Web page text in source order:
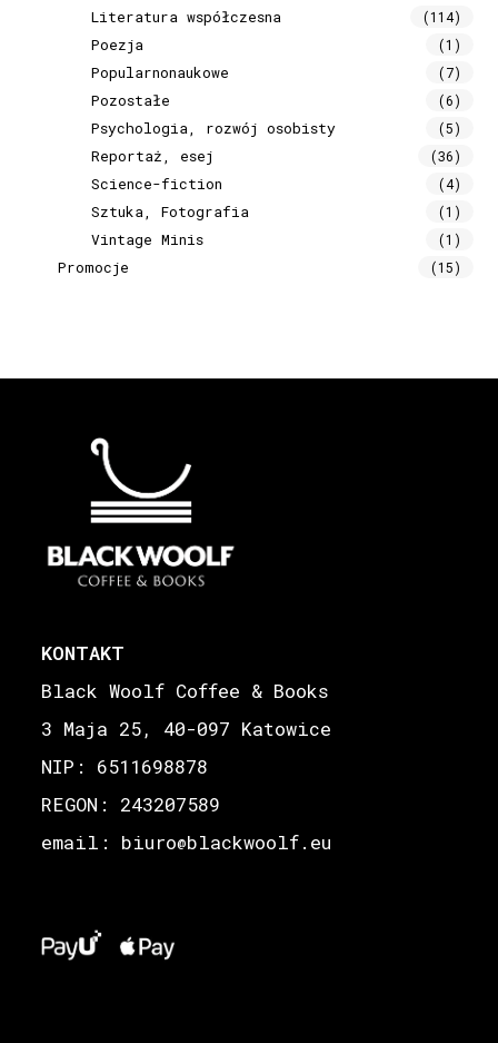
Literatura współczesna (114)
Poezja (1)
Popularnonaukowe (7)
Pozostałe (6)
Psychologia, rozwój osobisty (5)
Reportaż, esej (36)
Science-fiction (4)
Sztuka, Fotografia (1)
Vintage Minis (1)
Promocje (15)
KONTAKT
Black Woolf Coffee & Books
3 Maja 25, 40-097 Katowice
NIP: 6511698878
REGON: 243207589
email: biuro@blackwoolf.eu